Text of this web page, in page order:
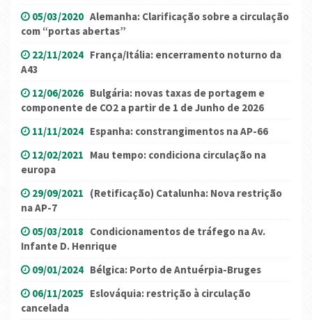
05/03/2020 Alemanha: Clarificação sobre a circulação
com “portas abertas”
22/11/2024 França/Itália: encerramento noturno da
A43
12/06/2026 Bulgária: novas taxas de portagem e
componente de CO2 a partir de 1 de Junho de 2026
11/11/2024 Espanha: constrangimentos na AP-66
12/02/2021 Mau tempo: condiciona circulação na
europa
29/09/2021 (Retificação) Catalunha: Nova restrição
na AP-7
05/03/2018 Condicionamentos de tráfego na Av.
Infante D. Henrique
09/01/2024 Bélgica: Porto de Antuérpia-Bruges
06/11/2025 Eslováquia: restrição à circulação
cancelada